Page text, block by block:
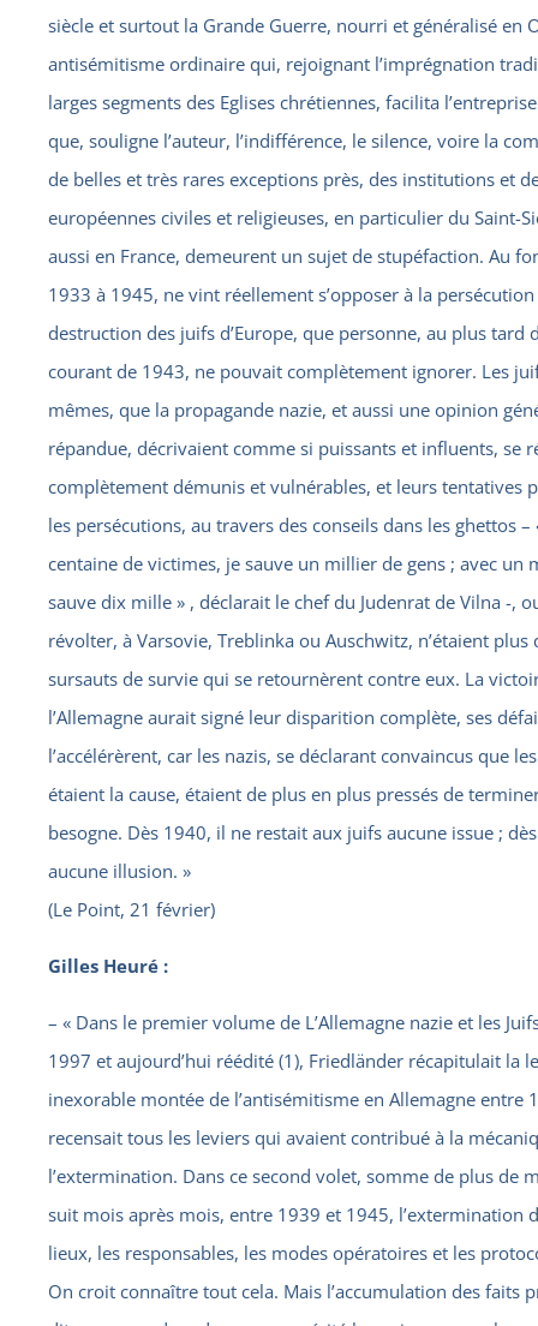
siècle et surtout la Grande Guerre, nourri et généralisé en
antisémitisme ordinaire qui, rejoignant l’imprégnation
larges segments des Eglises chrétiennes, facilita
que, souligne l’auteur, l’indifférence, le silence, voire la
de belles et très rares exceptions près, des institutions et
européennes civiles et religieuses, en particulier du Saint-
aussi en France, demeurent un sujet de stupéfaction. Au
1933 à 1945, ne vint réellement s’opposer à la
destruction des juifs d’Europe, que personne, au plus tard
courant de 1943, ne pouvait complètement ignorer. Les
mêmes, que la propagande nazie, et aussi une opinion
répandue, décrivaient comme si puissants et influents, se
complètement démunis et vulnérables, et leurs tentatives
les persécutions, au travers des conseils dans les ghettos –
centaine de victimes, je sauve un millier de gens ; avec un
sauve dix mille » , déclarait le chef du Judenrat de Vilna -,
révolter, à Varsovie, Treblinka ou Auschwitz, n’étaient plus
sursauts de survie qui se retournèrent contre eux. La
l’Allemagne aurait signé leur disparition complète, ses
l’accélérèrent, car les nazis, se déclarant convaincus que
étaient la cause, étaient de plus en plus pressés de
besogne. Dès 1940, il ne restait aux juifs aucune issue ;
aucune illusion. »
(Le Point, 21 février)
Gilles Heuré :
– « Dans le premier volume de L’Allemagne nazie et les
1997 et aujourd’hui réédité (1), Friedländer récapitulait la
inexorable montée de l’antisémitisme en Allemagne entre
recensait tous les leviers qui avaient contribué à la
l’extermination. Dans ce second volet, somme de plus de
suit mois après mois, entre 1939 et 1945, l’extermination
lieux, les responsables, les modes opératoires et les
On croit connaître tout cela. Mais l’accumulation des faits